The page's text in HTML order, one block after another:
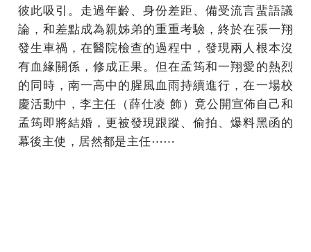
彼此吸引。走過年齡、身份差距、備受流言蜚語議
論，和差點成為親姊弟的重重考驗，終於在張一翔
發生車禍，在醫院檢查的過程中，發現兩人根本沒
有血緣關係，修成正果。但在孟筠和一翔愛的熱烈
的同時，南一高中的腥風血雨持續進行，在一場校
慶活動中，李主任（薛仕凌 飾）竟公開宣佈自己和
孟筠即將結婚，更被發現跟蹤、偷拍、爆料黑函的
幕後主使，居然都是主任⋯⋯